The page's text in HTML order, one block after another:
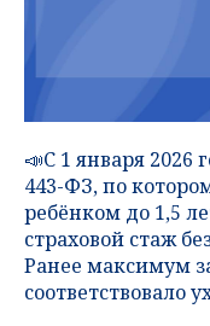
📣С 1 января 2026
443-ФЗ, по
ребёнком до 1,5
страховой стаж
Ранее максимум
соответствовало